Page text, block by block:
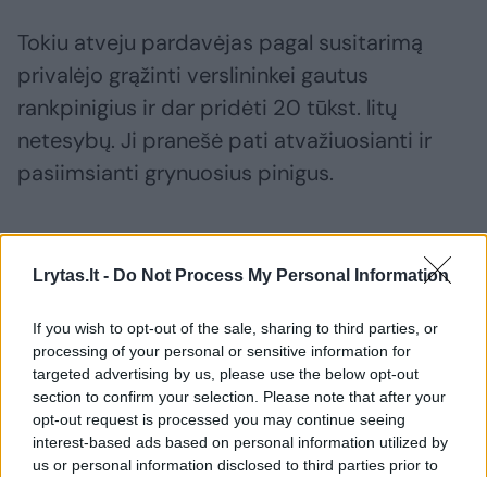
Lrytas.lt - Do Not Process My Personal Information
If you wish to opt-out of the sale, sharing to third parties, or
processing of your personal or sensitive information for
targeted advertising by us, please use the below opt-out
section to confirm your selection. Please note that after your
opt-out request is processed you may continue seeing
interest-based ads based on personal information utilized by
us or personal information disclosed to third parties prior to
Tokiu atveju pardavėjas pagal susitarimą
privalėjo grąžinti verslininkei gautus
rankpinigius ir dar pridėti 20 tūkst. litų
netesybų. Ji pranešė pati atvažiuosianti ir
pasiimsianti grynuosius pinigus.
Moteris paprašė taksistu dirbančio R.Barkaus
pagalbos. Jis mielai sutiko pabūti ir
Neprisiminė, su kuo bendravo
Atgavusi pinigus verslininkė paprašė